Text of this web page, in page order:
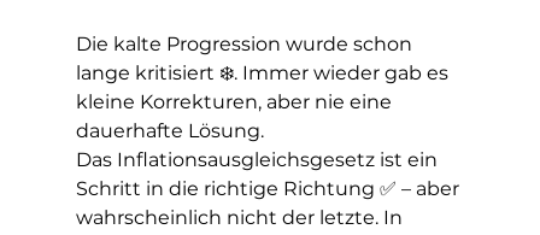
Die kalte Progression wurde schon
lange kritisiert ❄️. Immer wieder gab es
kleine Korrekturen, aber nie eine
dauerhafte Lösung.
Das Inflationsausgleichsgesetz ist ein
Schritt in die richtige Richtung ✅ – aber
wahrscheinlich nicht der letzte. In